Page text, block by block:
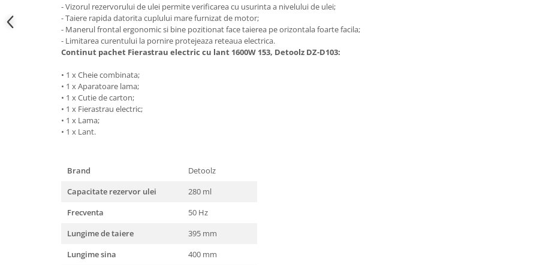
Accesorii masini de spalat &
uscatoare
Masini automate de spalat rufe
Masini de spalat rufe cu uscator
Uscatoare de rufe
Masini de spalat vase
Masini de spalat vase incorporabile
Masini de spalat vase
Pirostrii & Arzatoare
Pompe de stropit
- Vizorul rezervorului de ulei permite verificarea cu usurinta a nivelului de ulei;
- Taiere rapida datorita cuplului mare furnizat de motor;
- Manerul frontal ergonomic si bine pozitionat face taierea pe orizontala foarte facila;
- Limitarea curentului la pornire protejeaza reteaua electrica.
Continut pachet Fierastrau electric cu lant 1600W 153, Detoolz DZ-D103:
• 1 x Cheie combinata;
• 1 x Aparatoare lama;
• 1 x Cutie de carton;
• 1 x Fierastrau electric;
• 1 x Lama;
• 1 x Lant.
Brand
Detoolz
Capacitate rezervor ulei
280 ml
Frecventa
50 Hz
Lungime de taiere
395 mm
Lungime sina
400 mm